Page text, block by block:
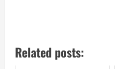
Related posts: